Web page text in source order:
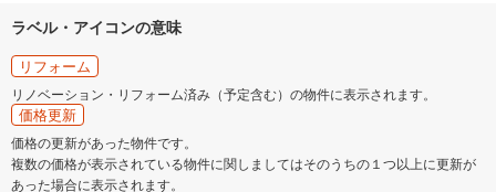
ラベル・アイコンの意味
リフォーム
リノベーション・リフォーム済み（予定含む）の物件に表示されます。
価格更新
価格の更新があった物件です。
複数の価格が表示されている物件に関しましてはそのうちの１つ以上に更新が
あった場合に表示されます。